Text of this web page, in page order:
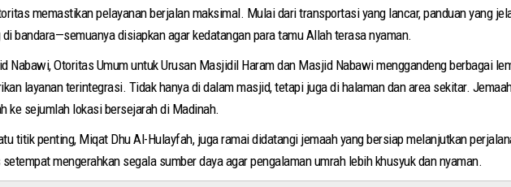
memastikan pelayanan berjalan maksimal. Mulai dari transportasi yang lancar, panduan yang
bandara—semuanya disiapkan agar kedatangan para tamu Allah terasa nyaman.
Nabawi, Otoritas Umum untuk Urusan Masjidil Haram dan Masjid Nabawi menggandeng berbagai
layanan terintegrasi. Tidak hanya di dalam masjid, tetapi juga di halaman dan area sekitar.
ke sejumlah lokasi bersejarah di Madinah.
titik penting, Miqat Dhu Al-Hulayfah, juga ramai didatangi jemaah yang bersiap melanjutkan
mengerahkan segala sumber daya agar pengalaman umrah lebih khusyuk dan nyaman.